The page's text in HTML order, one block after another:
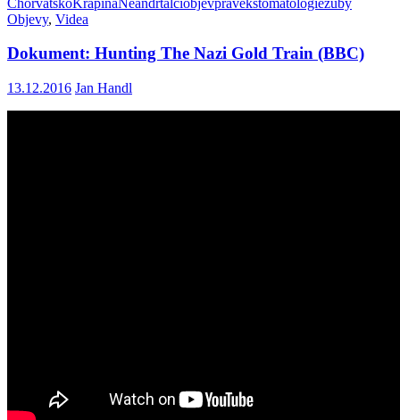
Email
Objevy, Videa
Dokument: Hunting The Nazi Gold Train (BBC)
13.12.2016 Jan Handl